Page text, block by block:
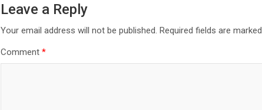
Leave a Reply
Your email address will not be published. Required fields are marked
Comment *